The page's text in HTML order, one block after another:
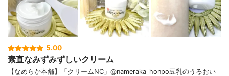
5.00
素直なみずみずしいクリーム
【なめらか本舗】「クリームNC」@nameraka_honpo豆乳のうるおい